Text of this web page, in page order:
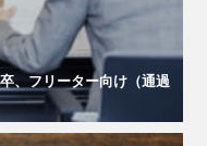
、フリーター向け（通過